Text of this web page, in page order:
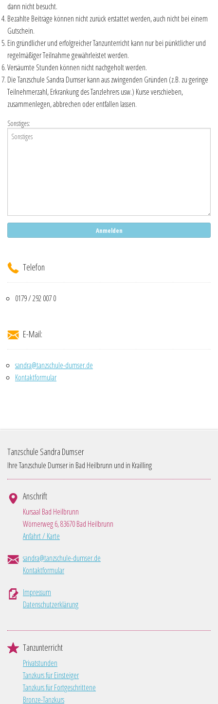
dann nicht besucht.
Bezahlte Beiträge können nicht zurück erstattet werden, auch nicht bei einem
Gutschein.
Ein gründlicher und erfolgreicher Tanzunterricht kann nur bei pünktlicher und
regelmäßiger Teilnahme gewährleistet werden.
Versäumte Stunden können nicht nachgeholt werden.
Die Tanzschule Sandra Dumser kann aus zwingenden Gründen (z.B. zu geringe
Teilnehmerzahl, Erkrankung des Tanzlehrers usw.) Kurse verschieben,
zusammenlegen, abbrechen oder entfallen lassen.
Sonstiges:
Telefon
0179 / 292 007 0
E-Mail:
sandra@tanzschule-dumser.de
Kontaktformular
Tanzschule Sandra Dumser
Ihre Tanzschule Dumser in Bad Heilbrunn und in Krailling
Anschrift
Kursaal Bad Heilbrunn
Wörnerweg 6, 83670 Bad Heilbrunn
Anfahrt / Karte
sandra@tanzschule-dumser.de
Kontaktformular
Impressum
Datenschutzerklärung
Tanzunterricht
Privatstunden
Tanzkurs für Einsteiger
Tanzkurs für Fortgeschrittene
Bronze-Tanzkurs